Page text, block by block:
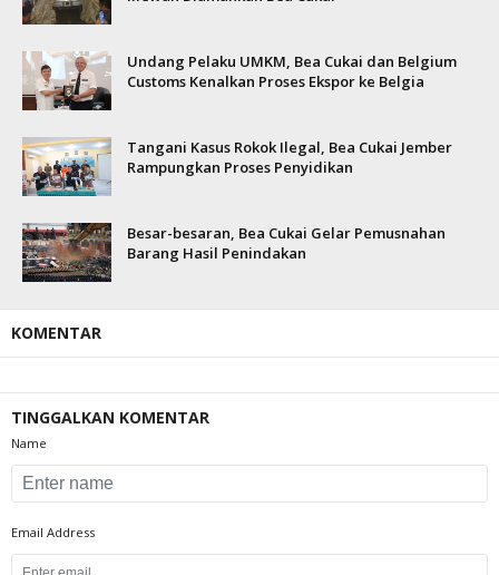
Undang Pelaku UMKM, Bea Cukai dan Belgium
Customs Kenalkan Proses Ekspor ke Belgia
Tangani Kasus Rokok Ilegal, Bea Cukai Jember
Rampungkan Proses Penyidikan
Besar-besaran, Bea Cukai Gelar Pemusnahan
Barang Hasil Penindakan
KOMENTAR
TINGGALKAN KOMENTAR
Name
Email Address